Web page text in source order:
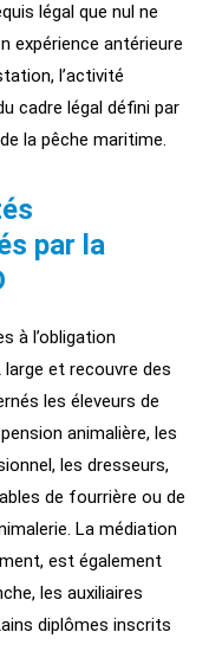
légal que nul ne
expérience antérieure
l’activité
cadre légal défini par
la pêche maritime.
par la
à l’obligation
et recouvre des
les éleveurs de
animalière, les
les dresseurs,
de fourrière ou de
La médiation
est également
les auxiliaires
diplômes inscrits